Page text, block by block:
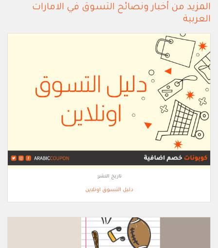
المزيد من أخبار ونصائح التسوق في الامارات
العربية
تاريخ النشر:
دليل التسوق اونلاين